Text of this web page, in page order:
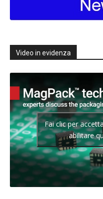
Video in evidenza
Fai clic per
abilitare